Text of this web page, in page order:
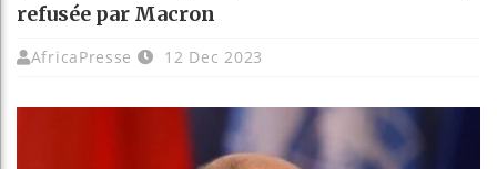
refusée par Macron
AfricaPresse 12 Dec 2023